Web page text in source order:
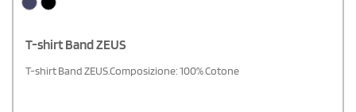
T-shirt Band ZEUS
T-shirt Band ZEUS.Composizione: 100% Cotone